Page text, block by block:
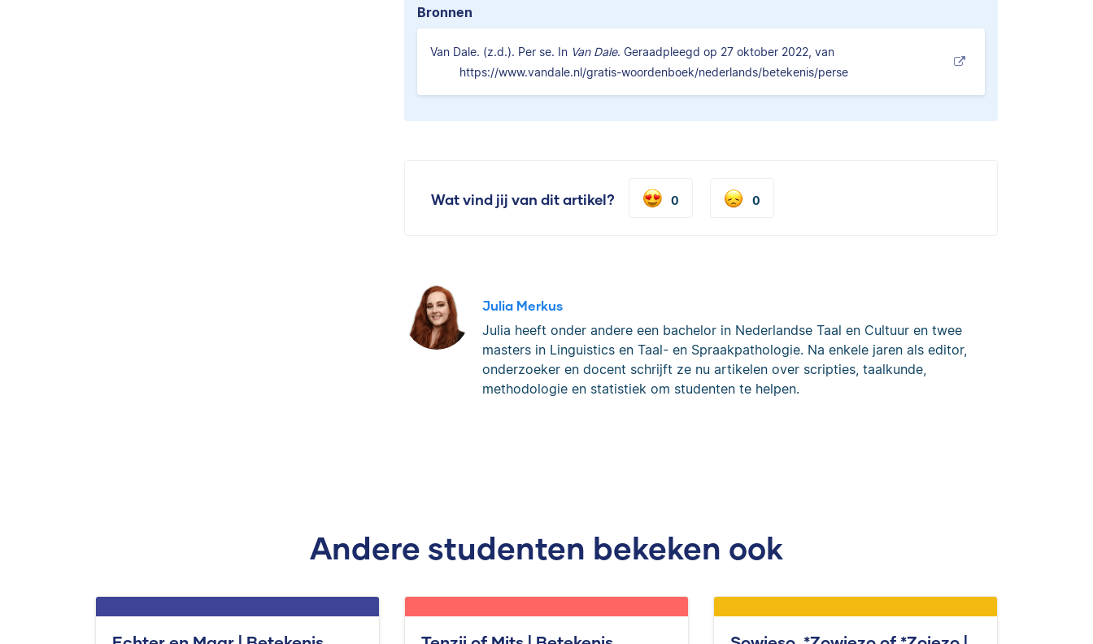
Bronnen
Van Dale. (z.d.). Per se. In Van Dale. Geraadpleegd op 27 oktober 2022, van
https://www.vandale.nl/gratis-woordenboek/nederlands/betekenis/perse
Wat vind jij van dit artikel? 0 0
Julia Merkus
Julia heeft onder andere een bachelor in Nederlandse Taal en Cultuur en twee
masters in Linguistics en Taal- en Spraakpathologie. Na enkele jaren als editor,
onderzoeker en docent schrijft ze nu artikelen over scripties, taalkunde,
methodologie en statistiek om studenten te helpen.
Andere studenten bekeken ook